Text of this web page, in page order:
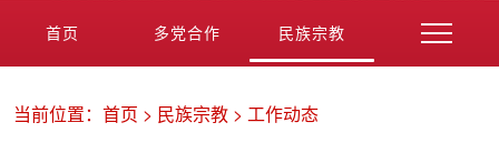
首页 多党合作 民族宗教
当前位置： 首页 > 民族宗教 > 工作动态